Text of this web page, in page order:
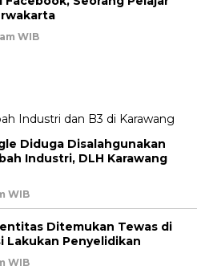
WIB
Diduga Disalahgunakan
Industri, DLH Karawang
WIB
Ditemukan Tewas di
Lakukan Penyelidikan
WIB